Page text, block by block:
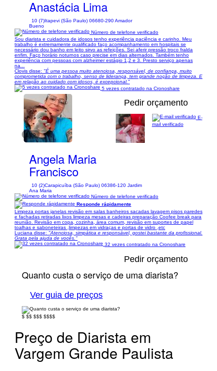
Anastácia Lima
10 (7)Itapevi (São Paulo) 06680-290 Amador
Bueno
Número de telefone verificado
Sou diarista e cuidadora de idosos tenho experiência paciência e carinho. Meu
trabalho é extremamente qualificado faço acompanhamento em hospitais se
necessário dou banho em leito sirvo as refeições. Sei aferir pressão troco fralda
enfim. Faço horário noturnos caso precise em dias alternados. Também tenho
experiência com pessoas com alzheimer estágio 1,2 e 3. Presto serviço apenas
na...
Clovis disse: "É uma pessoa muito atenciosa, responsável, de confiança, muito
comprometida com o trabalho, senso de liderança, tem grande noção de limpeza. E
em relação ao cuidado com idosos, é excepcional."
5 vezes contratado na Cronoshare
1/29
Pedir orçamento
Angela Maria
Francisco
10 (2)Carapicuíba (São Paulo) 06386-120 Jardim
Ana Maria
E-
mail verificado
Número de telefone verificado
Responde rápidamente
Limpeza portas janelas revisão em salas banheiros sacadas lavagem pisos paredes
e fachadas retiradas lixos limpeza mesas e cadeiras preparação Coofee break para
reunião. Revisão em copa, cozinha, área comum, revisão em suportes de papel
toalhas e saboneteiras ,limpezas em vidraças e portas de vidro ,etc
Luciana disse: "Atenciosa, simpática e responsável, gostei bastante da profissional.
Grata pela ajuda de vocês."
32 vezes contratado na Cronoshare
Pedir orçamento
Quanto custa o serviço de uma diarista?
Ver guia de preços
$ $$ $$$ $$$$
Preço de Diarista em
Vargem Grande Paulista